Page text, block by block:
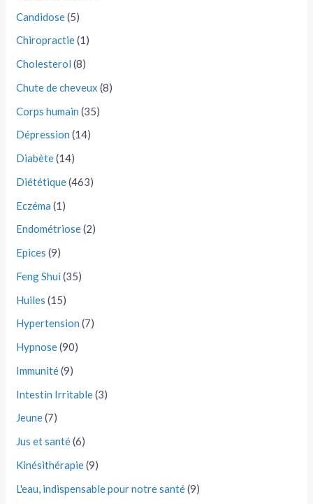
Candidose(5)
Chiropractie(1)
Cholesterol (8)
Chute de cheveux (8)
Corps humain (35)
Dépression (14)
Diabète(14)
Diététique(463)
Eczéma (1)
Endométriose(2)
Epices (9)
Feng Shui (35)
Huiles (15)
Hypertension (7)
Hypnose(90)
Immunité(9)
Intestin Irritable(3)
Jeune(7)
Jus et santé(6)
Kinésithérapie(9)
L'eau, indispensable pour notre santé(9)